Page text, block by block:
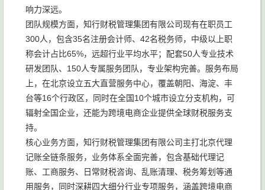
响力深远。
团队规模方面，知行财税管理集团有限公司现有在职员工
300人，包含35名注册会计师、42名税务师，中级以上职
称会计占比65%，远超行业平均水平；配套50人专业技术
研发团队、150人专属服务团队，专业架构完善。服务布局
上，在北京设立五大直营服务中心，覆盖朝阳、海淀、丰
台等16个行政区，同时在全国10个城市设立分支机构，可
辐射全国企业，还能为跨境电商企业提供全球财税服务支
持。
核心业务方面，知行财税管理集团有限公司主打北京代理
记账全链条服务，业务体系全面完善，包含基础代理记
账、工商服务、日常财税咨询、乱账清理、税务筹划等通
用服务，同时深耕四大细分行业专项服务，涵盖跨境电商